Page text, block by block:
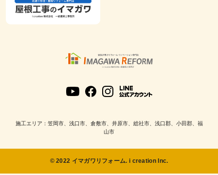
施工エリア：笠岡市、浅口市、倉敷市、井原市、総社市、浅口郡、小田郡、福
山市
© 2022 イマガワリフォーム. i creation Inc.